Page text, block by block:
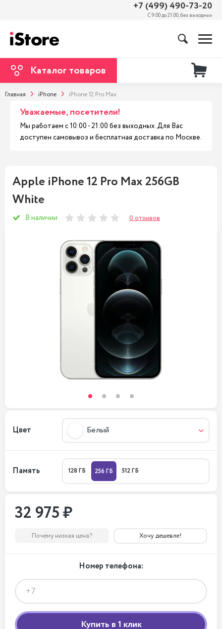
+7 (499) 490-73-20
С 9:00 до 21:00, без выходных
Каталог товаров
Главная iPhone iPhone 12 Pro Max
Уважаемые, посетители!
Мы работаем с 10:00 - 21:00 без выходных. Для Вас
доступен самовывоз и бесплатная доставка по Москве.
Apple iPhone 12 Pro Max 256GB
White
В наличии 0 отзывов
Цвет Белый
Память 128 ГБ 256 ГБ 512 ГБ
32 975 ₽
Почему низкая цена? Хочу дешевле!
Номер телефона: